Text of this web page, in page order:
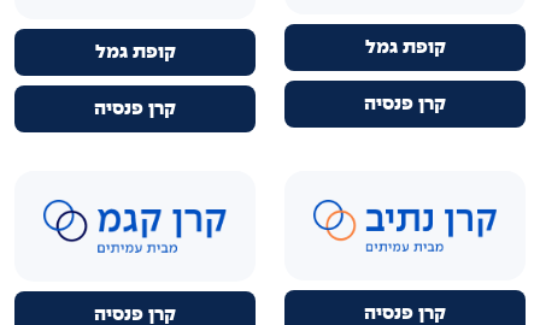
קופת גמל
קרן פנסיה
קופת גמל
קרן פנסיה
קרן פנסיה קרן פנסיה